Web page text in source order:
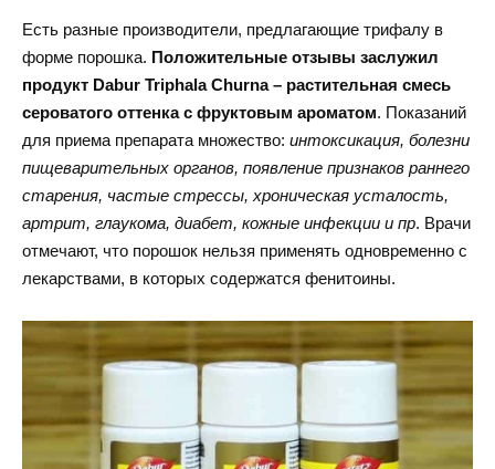
Есть разные производители, предлагающие трифалу в
форме порошка. Положительные отзывы заслужил
продукт Dabur Triphala Churna – растительная смесь
сероватого оттенка с фруктовым ароматом. Показаний
для приема препарата множество: интоксикация, болезни
пищеварительных органов, появление признаков раннего
старения, частые стрессы, хроническая усталость,
артрит, глаукома, диабет, кожные инфекции и пр. Врачи
отмечают, что порошок нельзя применять одновременно с
лекарствами, в которых содержатся фенитоины.